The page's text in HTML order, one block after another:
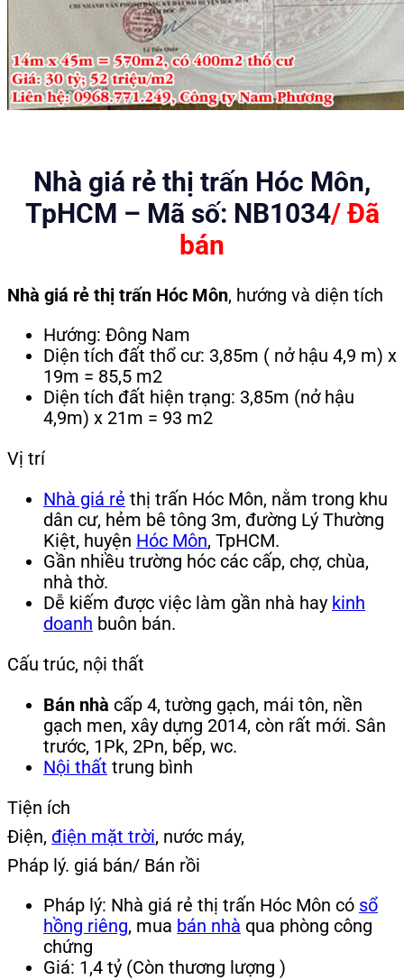
Nhà giá rẻ thị trấn Hóc Môn,
TpHCM – Mã số: NB1034/ Đã
bán
Nhà giá rẻ thị trấn Hóc Môn, hướng và diện tích
Hướng: Đông Nam
Diện tích đất thổ cư: 3,85m ( nở hậu 4,9 m) x
19m = 85,5 m2
Diện tích đất hiện trạng: 3,85m (nở hậu
4,9m) x 21m = 93 m2
Vị trí
Nhà giá rẻ thị trấn Hóc Môn, nằm trong khu
dân cư, hẻm bê tông 3m, đường Lý Thường
Kiệt, huyện Hóc Môn, TpHCM.
Gần nhiều trường hóc các cấp, chợ, chùa,
nhà thờ.
Dễ kiếm được việc làm gần nhà hay kinh
doanh buôn bán.
Cấu trúc, nội thất
Bán nhà cấp 4, tường gạch, mái tôn, nền
gạch men, xây dựng 2014, còn rất mới. Sân
trước, 1Pk, 2Pn, bếp, wc.
Nội thất trung bình
Tiện ích
Điện, điện mặt trời, nước máy,
Pháp lý. giá bán/ Bán rồi
Pháp lý: Nhà giá rẻ thị trấn Hóc Môn có sổ
hồng riêng, mua bán nhà qua phòng công
chứng
Giá: 1,4 tỷ (Còn thương lượng )